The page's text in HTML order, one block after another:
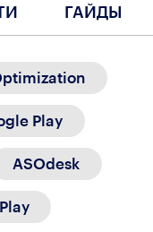
ГАЙДЫ
Play
ASOdesk